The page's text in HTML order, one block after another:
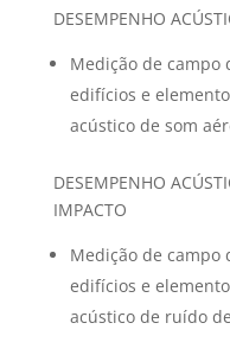
DESEMPENHO
Medição de campo
edifícios e
acústico de som
DESEMPENHO
IMPACTO
Medição de campo
edifícios e
acústico de ruído